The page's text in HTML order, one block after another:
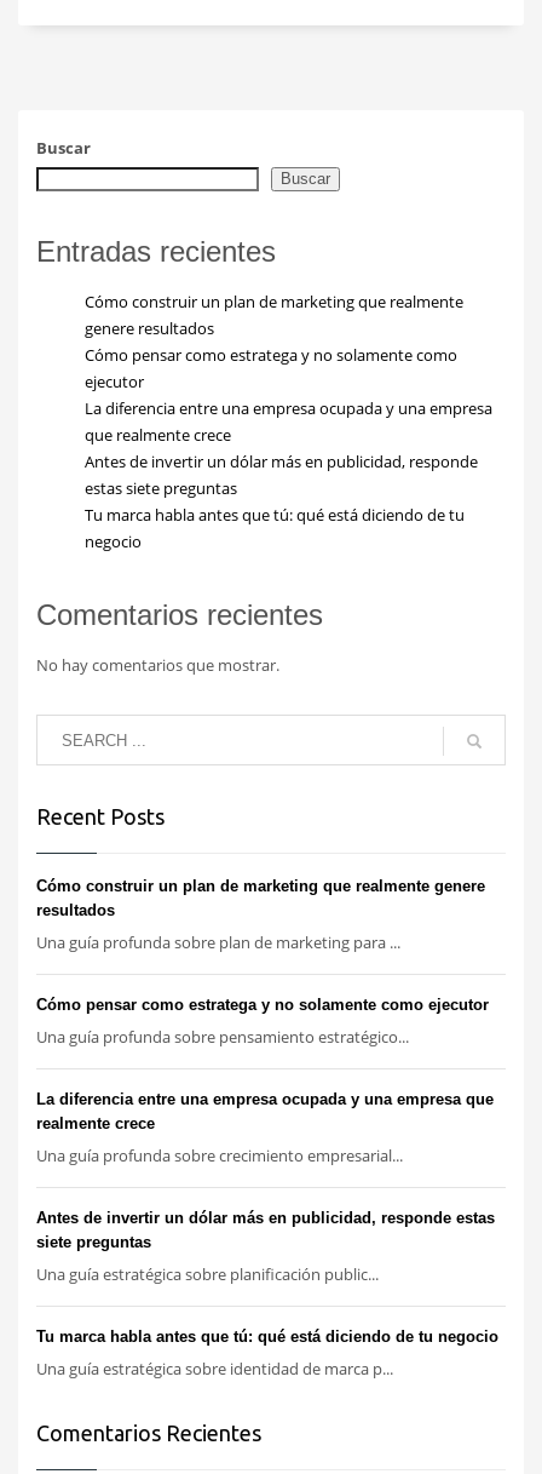
Buscar
Buscar
Entradas recientes
Cómo construir un plan de marketing que realmente
genere resultados
Cómo pensar como estratega y no solamente como
ejecutor
La diferencia entre una empresa ocupada y una empresa
que realmente crece
Antes de invertir un dólar más en publicidad, responde
estas siete preguntas
Tu marca habla antes que tú: qué está diciendo de tu
negocio
Comentarios recientes
No hay comentarios que mostrar.
Recent Posts
Cómo construir un plan de marketing que realmente genere
resultados
Una guía profunda sobre plan de marketing para ...
Cómo pensar como estratega y no solamente como ejecutor
Una guía profunda sobre pensamiento estratégico...
La diferencia entre una empresa ocupada y una empresa que
realmente crece
Una guía profunda sobre crecimiento empresarial...
Antes de invertir un dólar más en publicidad, responde estas
siete preguntas
Una guía estratégica sobre planificación public...
Tu marca habla antes que tú: qué está diciendo de tu negocio
Una guía estratégica sobre identidad de marca p...
Comentarios Recientes